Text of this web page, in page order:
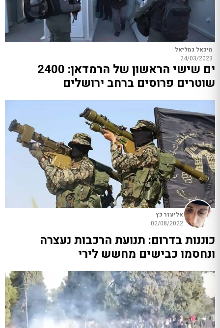
מיכאל גמליאל
24/03/2023
ים שישי הראשון של הרמדאן: 2400
שוטרים פרוסים ברחב ירושלים
אליעזר כץ
02/08/2022
כוננות בדרום: תנועת הרכבות נעצרה
ונחסמו כבישים מחשש לירי